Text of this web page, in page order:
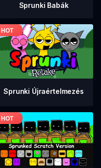
Sprunki Babák
Sprunki Újraértelmezés